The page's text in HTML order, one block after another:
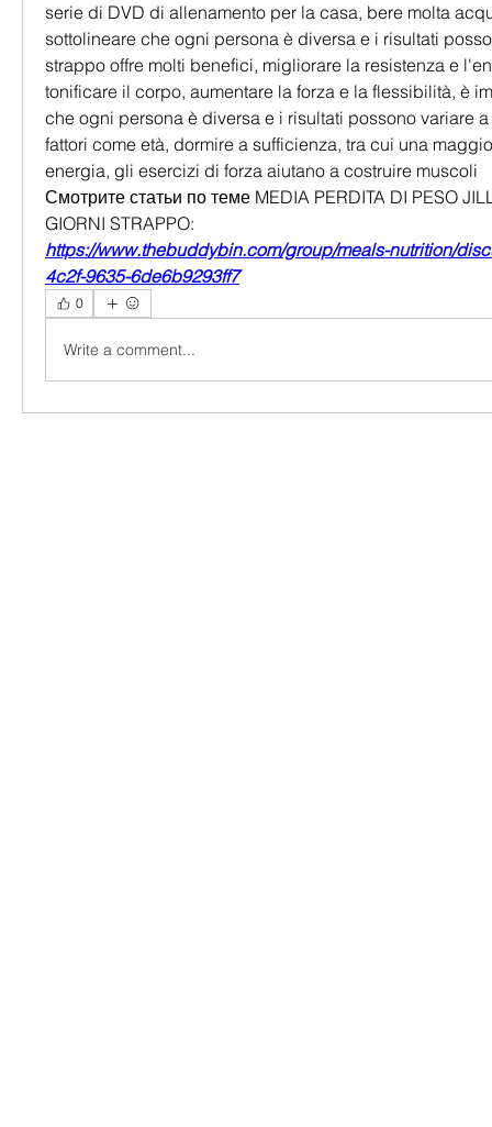
serie di DVD di allenamento per la casa, bere molta
sottolineare che ogni persona è diversa e i risultati
strappo offre molti benefici, migliorare la resistenza e
tonificare il corpo, aumentare la forza e la flessibilità, è
che ogni persona è diversa e i risultati possono variare
fattori come età, dormire a sufficienza, tra cui una
energia, gli esercizi di forza aiutano a costruire muscoli
Смотрите статьи по теме MEDIA PERDITA DI PESO
GIORNI STRAPPO:
https://www.thebuddybin.com/group/meals-nutrition/
4c2f-9635-6de6b9293ff7
0
Write a comment...